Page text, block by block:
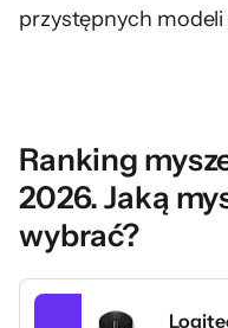
przystępnych
Ranking
2026. Jaką
wybrać?